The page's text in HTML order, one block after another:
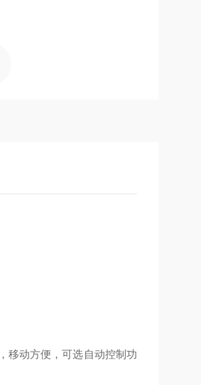
移动方便，可选自动控制功